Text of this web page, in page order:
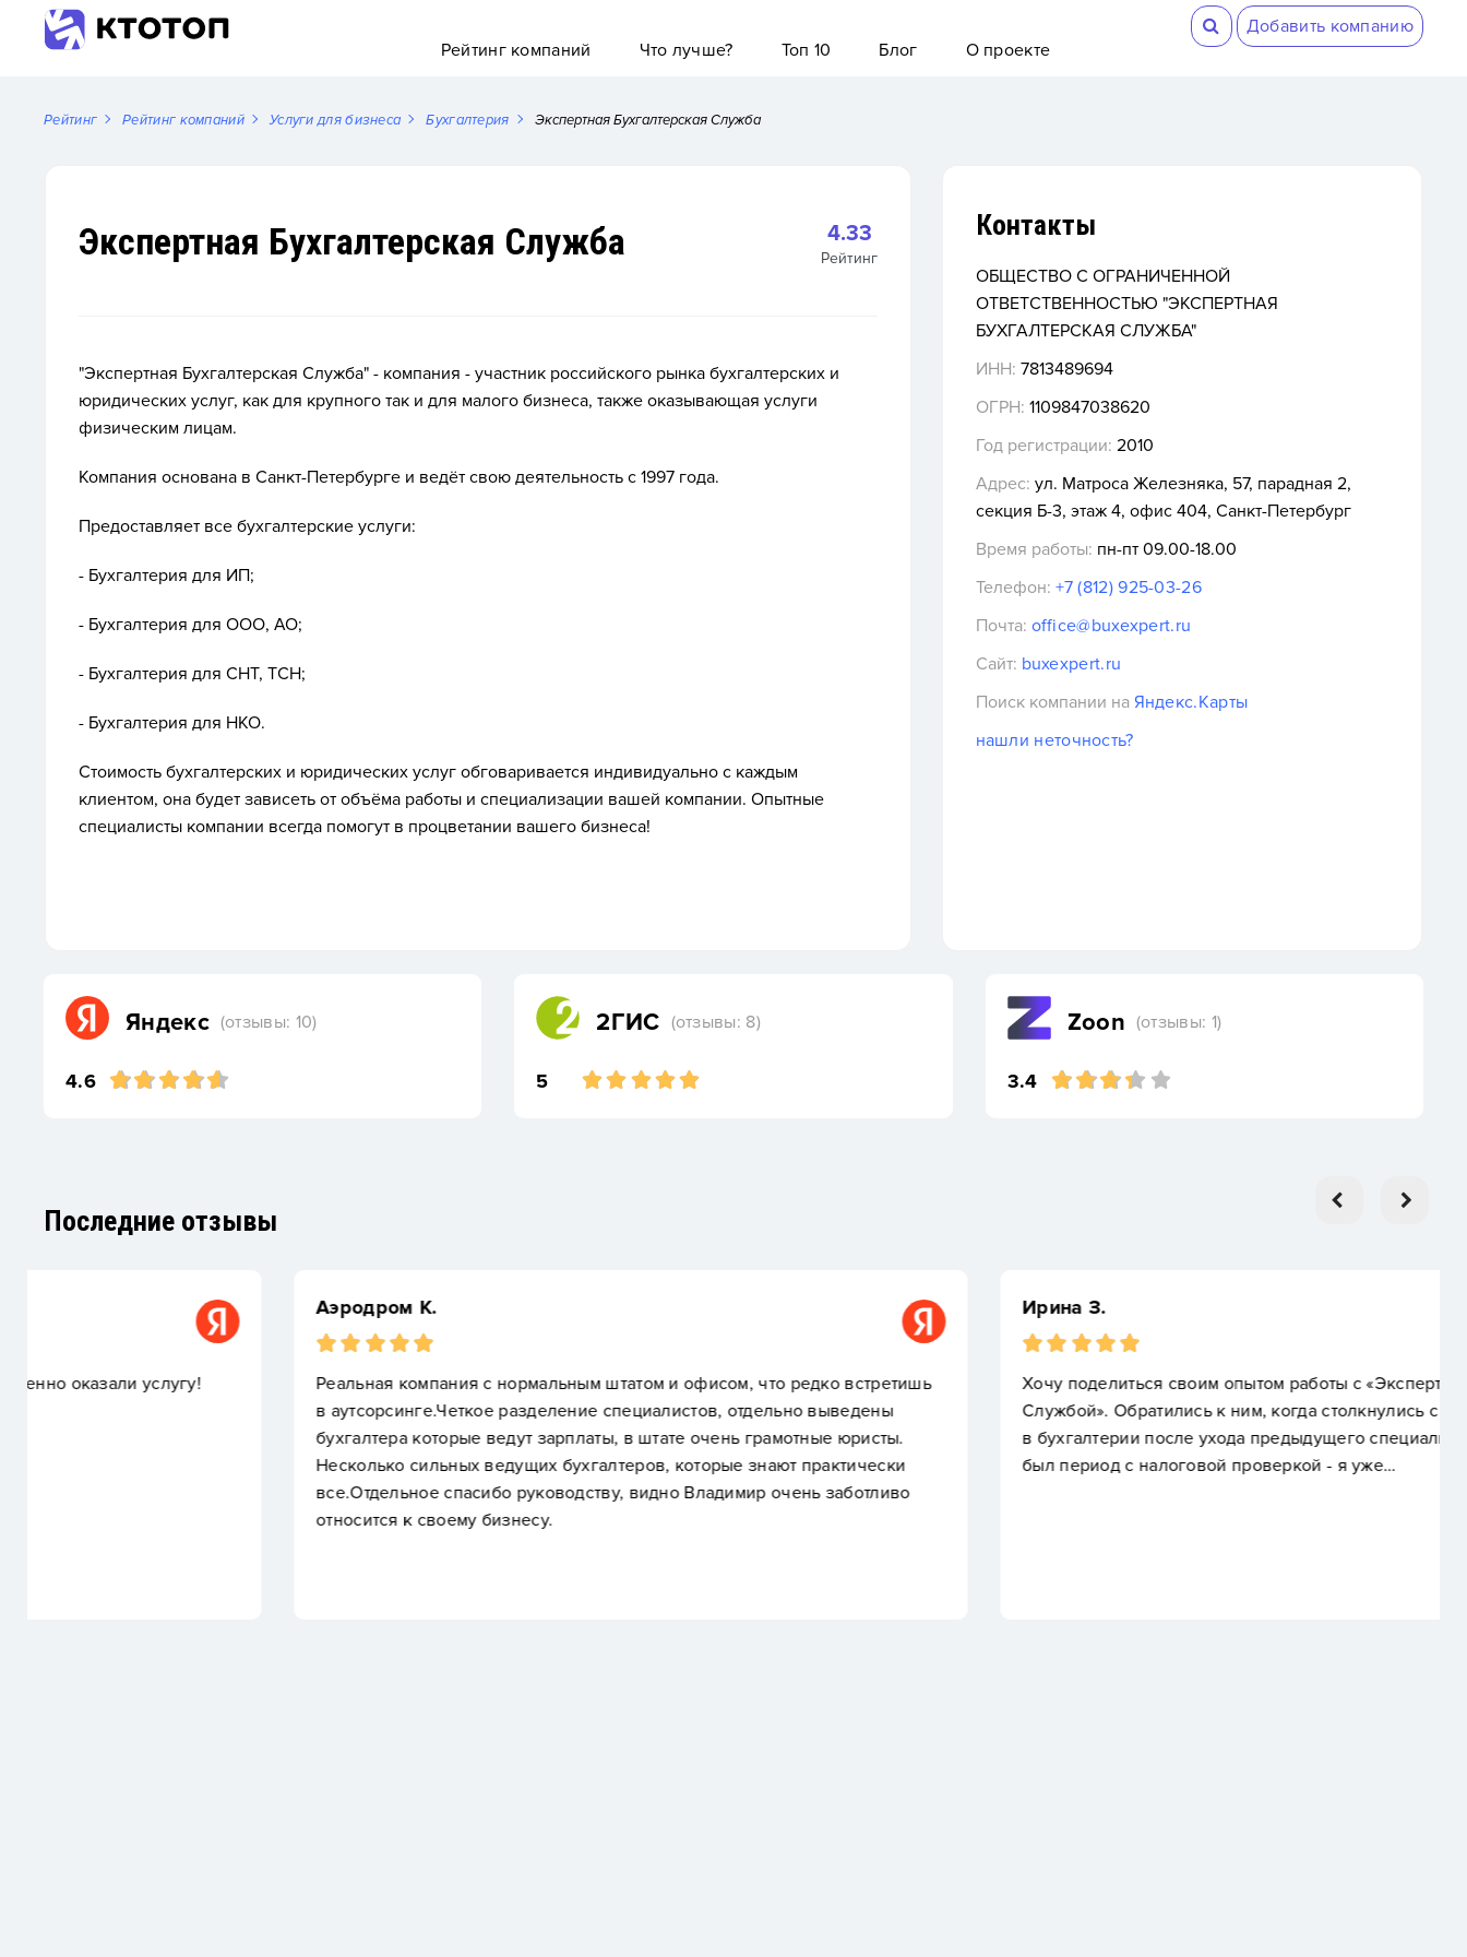
Добавить компанию
Рейтинг компаний
Что лучше? Топ 10 Блог О проекте
Рейтинг Рейтинг компаний Услуги для бизнеса Бухгалтерия Экспертная Бухгалтерская Служба
Экспертная Бухгалтерская Служба 4.33
Рейтинг
"Экспертная Бухгалтерская Служба" - компания - участник российского рынка бухгалтерских и
юридических услуг, как для крупного так и для малого бизнеса, также оказывающая услуги
физическим лицам.
Компания основана в Санкт-Петербурге и ведёт свою деятельность с 1997 года.
Предоставляет все бухгалтерские услуги:
- Бухгалтерия для ИП;
- Бухгалтерия для ООО, АО;
- Бухгалтерия для СНТ, ТСН;
- Бухгалтерия для НКО.
Стоимость бухгалтерских и юридических услуг обговаривается индивидуально с каждым
клиентом, она будет зависеть от объёма работы и специализации вашей компании. Опытные
специалисты компании всегда помогут в процветании вашего бизнеса!
Контакты
ОБЩЕСТВО С ОГРАНИЧЕННОЙ
ОТВЕТСТВЕННОСТЬЮ "ЭКСПЕРТНАЯ
БУХГАЛТЕРСКАЯ СЛУЖБА"
ИНН: 7813489694
ОГРН: 1109847038620
Год регистрации: 2010
Адрес: ул. Матроса Железняка, 57, парадная 2,
секция Б-3, этаж 4, офис 404, Санкт-Петербург
Время работы: пн-пт 09.00-18.00
Телефон: +7 (812) 925-03-26
Почта: office@buxexpert.ru
Сайт: buxexpert.ru
Поиск компании на Яндекс.Карты
нашли неточность?
Яндекс (отзывы: 10)
4.6
2ГИС (отзывы: 8)
5
Zoon (отзывы: 1)
3.4
Последние отзывы
Реальная компания с нормальным штатом и офисом, что редко встретишь
в аутсорсинге.Четкое разделение специалистов, отдельно выведены
бухгалтера которые ведут зарплаты, в штате очень грамотные юристы.
Несколько сильных ведущих бухгалтеров, которые знают практически
все.Отдельное спасибо руководству, видно Владимир очень заботливо
Хочу поделиться своим опытом работы с «Экспертной Бухгалтерской
Службой». Обратились к ним, когда столкнулись с серьёзными проблемами
в бухгалтерии после ухода предыдущего специалиста. Особенно сложным
был период с налоговой проверкой - я уже…